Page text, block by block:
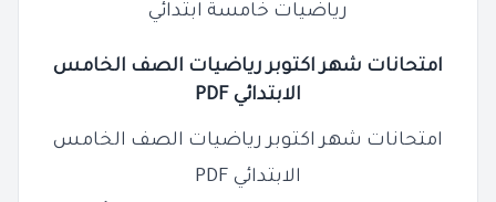
رياضيات خامسة ابتدائي
امتحانات شهر اكتوبر رياضيات الصف الخامس
الابتدائي PDF
امتحانات شهر اكتوبر رياضيات الصف الخامس
الابتدائي PDF